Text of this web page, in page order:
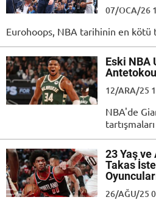
07/OCA/26
Eurohoops, NBA tarihinin en kötü
Eski NBA
12/ARA/25
NBA'de
23 Yaş
Takas
26/AĞU/25